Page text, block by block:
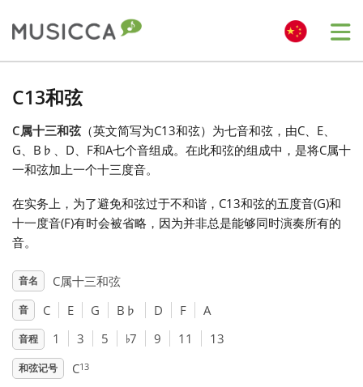
Български
English
Español
C13和弦
C属十三和弦 （英文简写为C13和弦）为七音和弦，由C、E、
G、B ♭ 、D、F和A七个音组成。在此和弦的组成中，是将C属十
一和弦加上一个十三度音。
在实务上，为了避免和弦过于不和谐，C13和弦的五度音(G)和
十一度音(F)有时会被省略，因为并非总是能够同时演奏所有的
音。
音名 C属十三和弦
音 C E G B ♭ D F A
音程 1 3 5 ♭7 9 11 13
和弦记号 C13